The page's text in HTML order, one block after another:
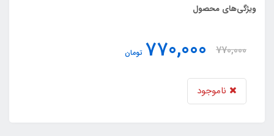
ویژگی‌های محصول
770,000
770,000 تومان
ناموجود